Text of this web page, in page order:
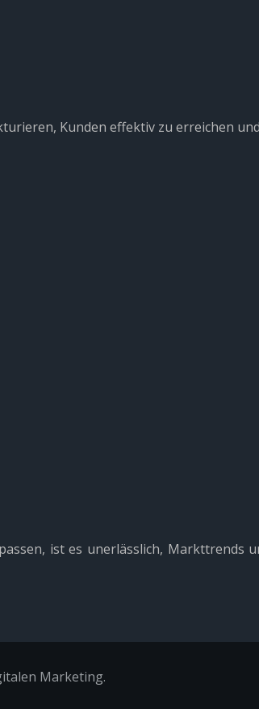
Kunden effektiv zu erreichen
ist es unerlässlich, Markttrends
Marketing.